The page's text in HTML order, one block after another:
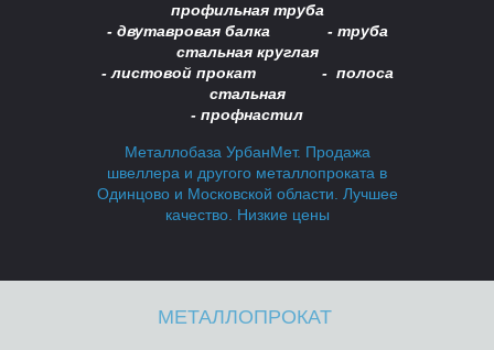
Апрофильная труба
- двутавровая балка - труба
стальная круглая
- листовой прокат - полоса
стальная
- профнастил
Металлобаза УрбанМет. Продажа
швеллера и другого металлопроката в
Одинцово и Московской области. Лучшее
качество. Низкие цены
МЕТАЛЛОПРОКАТ
А